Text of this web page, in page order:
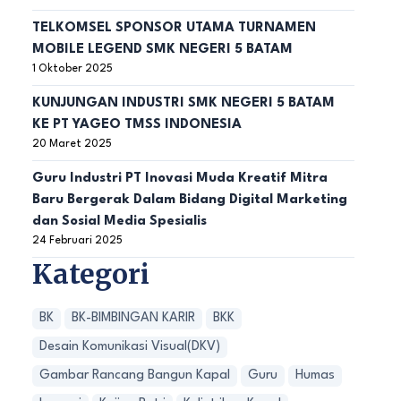
TELKOMSEL SPONSOR UTAMA TURNAMEN
MOBILE LEGEND SMK NEGERI 5 BATAM
1 Oktober 2025
KUNJUNGAN INDUSTRI SMK NEGERI 5 BATAM
KE PT YAGEO TMSS INDONESIA
20 Maret 2025
Guru Industri PT Inovasi Muda Kreatif Mitra
Baru Bergerak Dalam Bidang Digital Marketing
dan Sosial Media Spesialis
24 Februari 2025
Kategori
BK BK-BIMBINGAN KARIR BKK
Desain Komunikasi Visual(DKV)
Gambar Rancang Bangun Kapal Guru Humas